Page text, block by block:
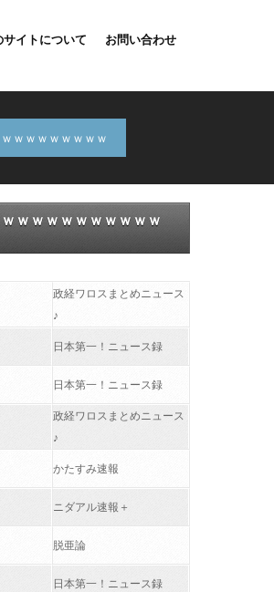
サイトについて お問い合わせ
ｗｗｗｗｗｗｗｗ
ｗｗｗｗｗｗｗｗｗｗ
政経ワロスまとめニュース
♪
日本第一！ニュース録
日本第一！ニュース録
政経ワロスまとめニュース
♪
かたすみ速報
ニダアル速報＋
脱亜論
日本第一！ニュース録